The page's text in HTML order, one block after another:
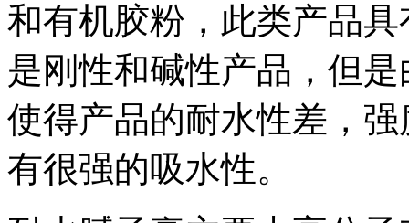
和有机胶粉，此类产品
是刚性和碱性产品，但
使得产品的耐水性差，
有很强的吸水性。